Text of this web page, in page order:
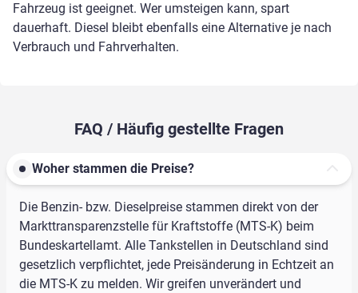
Fahrzeug ist geeignet. Wer umsteigen kann, spart
dauerhaft. Diesel bleibt ebenfalls eine Alternative je nach
Verbrauch und Fahrverhalten.
FAQ / Häufig gestellte Fragen
Woher stammen die Preise?
Die Benzin- bzw. Dieselpreise stammen direkt von der
Markttransparenzstelle für Kraftstoffe (MTS-K) beim
Bundeskartellamt. Alle Tankstellen in Deutschland sind
gesetzlich verpflichtet, jede Preisänderung in Echtzeit an
die MTS-K zu melden. Wir greifen unverändert und